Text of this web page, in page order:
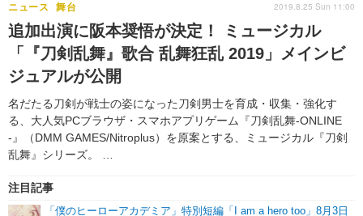
グッズ イベント
声優
舞台 新帝スタ
ラキりす
連載マンガ一覧
番組・動画
番組・動画一覧 ラジオ
動画
連載・ブログ
連載・ブログ一覧
編集部ブログ・お知らせ
追加出演に阪本奨悟が決定！ ミュージカル
「『刀剣乱舞』歌合 乱舞狂乱 2019」メインビ
ジュアルが公開
名だたる刀剣が戦士の姿になった刀剣男士を育成・収集・強化す
る、大人気PCブラウザ・スマホアプリゲーム『刀剣乱舞-ONLINE
-』（DMM GAMES/Nitroplus）を原案とする、ミュージカル『刀剣
乱舞』シリーズ。 …
ニュース 舞台
注目記事
「僕のヒーローアカデミア」特別短編「I am a hero too」8月3日
2019.8.25 Sun 11:00